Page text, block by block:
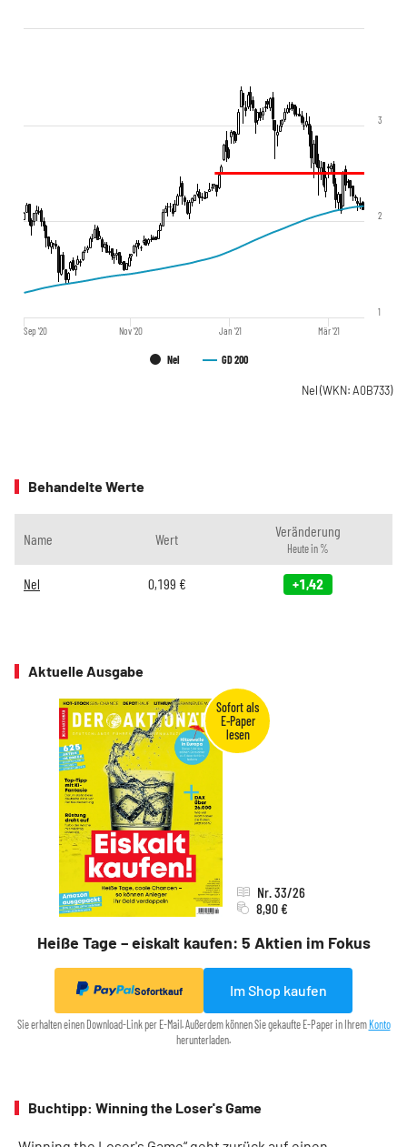
Nel GD 200
Sep '20 Nov '20 Jan '21 Mär '21
1
2
3
Nel (WKN: A0B733)
Behandelte Werte
Name Wert Veränderung
Heute in %
Nel 0,199 € +1,42
Aktuelle Ausgabe
Heiße Tage – eiskalt kaufen: 5 Aktien im Fokus
Nr. 33/26
8,90 €
Sofortkauf Im Shop kaufen
Sie erhalten einen Download-Link per E-Mail. Außerdem können Sie gekaufte E-Paper in Ihrem Konto
herunterladen.
Buchtipp: Winning the Loser's Game